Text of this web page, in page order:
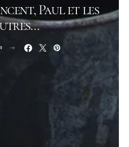
Paul et les